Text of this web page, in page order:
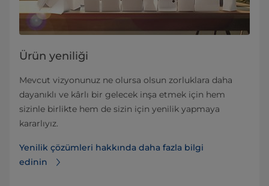
Ürün yeniliği
Mevcut vizyonunuz ne olursa olsun zorluklara daha
dayanıklı ve kârlı bir gelecek inşa etmek için hem
sizinle birlikte hem de sizin için yenilik yapmaya
kararlıyız.
Yenilik çözümleri hakkında daha fazla bilgi
edinin